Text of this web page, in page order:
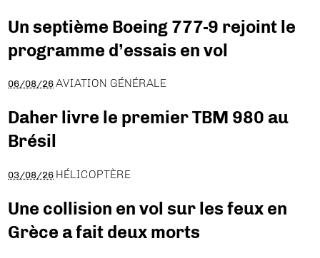
Un septième Boeing 777-9 rejoint le
programme d’essais en vol
06/08/26 AVIATION GÉNÉRALE
Daher livre le premier TBM 980 au
Brésil
03/08/26 HÉLICOPTÈRE
Une collision en vol sur les feux en
Grèce a fait deux morts